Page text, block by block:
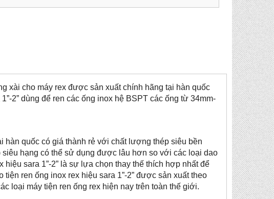
xài cho máy rex được sản xuất chính hãng tại hàn quốc
2” dùng để ren các ống inox hệ BSPT các ống từ 34mm-
hàn quốc có giá thành rẻ với chất lượng thép siêu bền
hạng có thể sử dụng được lâu hơn so với các loại dao
sara 1”-2” là sự lựa chọn thay thế thích hợp nhất để
ren ống inox rex hiệu sara 1”-2” được sản xuất theo
loại máy tiện ren ống rex hiện nay trên toàn thế giới.